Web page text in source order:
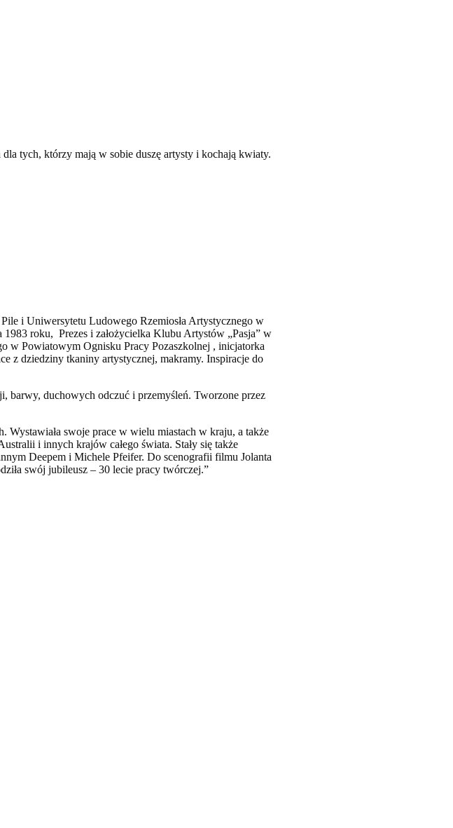
tych, którzy mają w sobie duszę artysty i kochają kwiaty.
i Uniwersytetu Ludowego Rzemiosła Artystycznego w
roku, Prezes i założycielka Klubu Artystów „Pasja” w
w Powiatowym Ognisku Pracy Pozaszkolnej , inicjatorka
z dziedziny tkaniny artystycznej, makramy. Inspiracje do
barwy, duchowych odczuć i przemyśleń. Tworzone przez
swoje prace w wielu miastach w kraju, a także
i innych krajów całego świata. Stały się także
Deepem i Michele Pfeifer. Do scenografii filmu Jolanta
swój jubileusz – 30 lecie pracy twórczej.”